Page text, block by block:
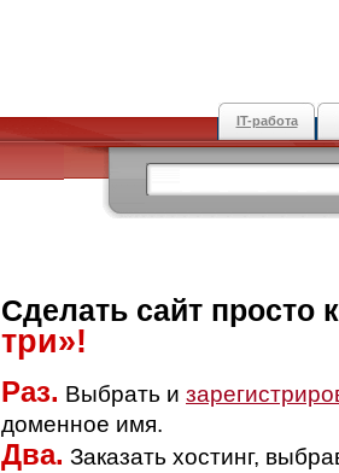
IT-работа
Сделать сайт просто
три»!
Раз. Выбрать и
доменное имя.
Два. Заказать хостинг,